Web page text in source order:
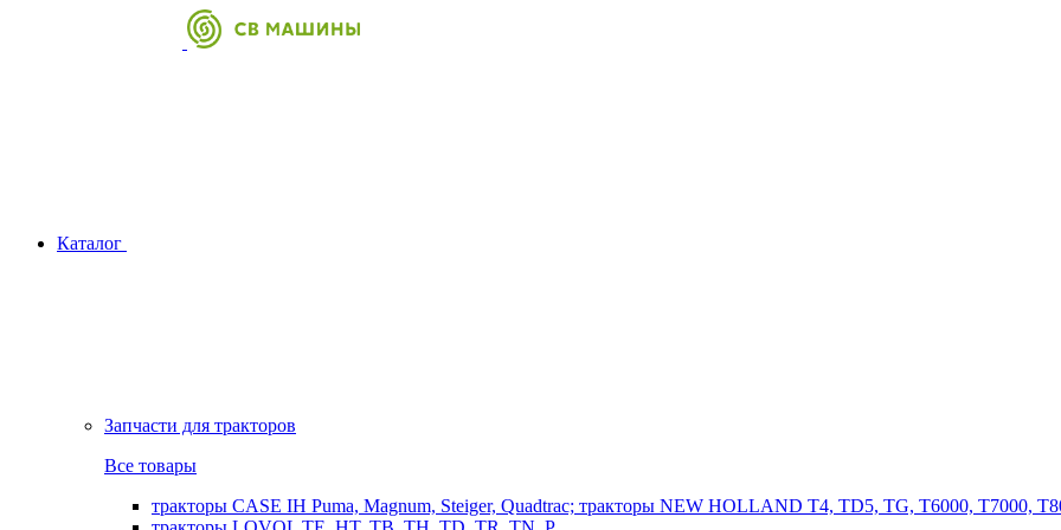
Каталог
Запчасти для тракторов
Все товары
тракторы CASE IH Puma, Magnum, Steiger, Quadtrac; тракторы NEW HOLLAND T4, TD5, TG, T6000, T7000,